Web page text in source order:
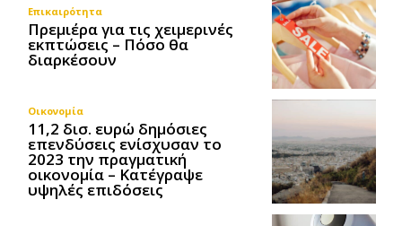
Επικαιρότητα
Πρεμιέρα για τις χειμερινές
εκπτώσεις – Πόσο θα
διαρκέσουν
Οικονομία
11,2 δισ. ευρώ δημόσιες
επενδύσεις ενίσχυσαν το
2023 την πραγματική
οικονομία – Κατέγραψε
υψηλές επιδόσεις